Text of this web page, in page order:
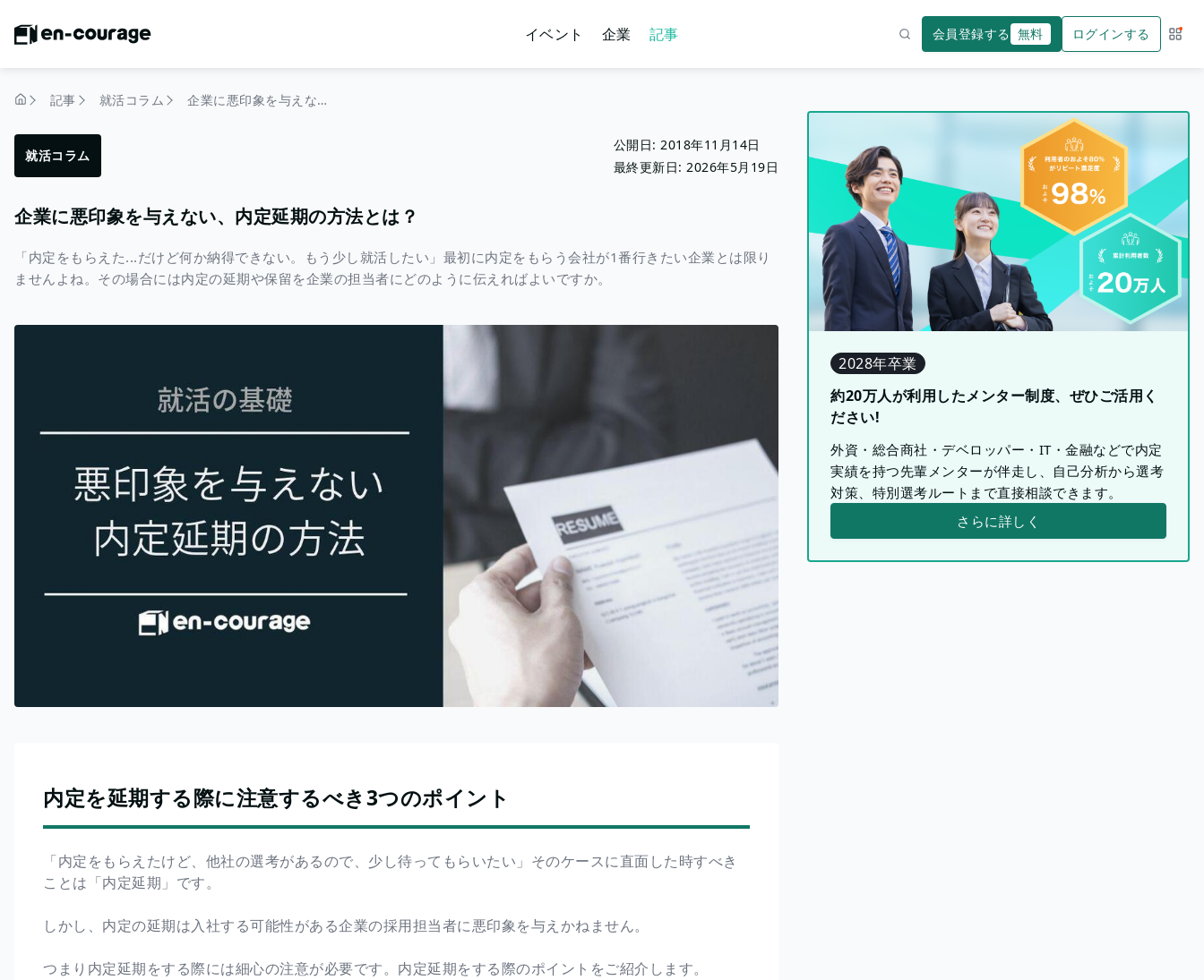
イベント 企業 記事 会員登録する 無料 ログインする サー
記事 就活コラム 企業に悪印象を与えない、内定延期の方法とは？
就活コラム
公開日:2018年11月14日
最終更新日:2026年5月19日
企業に悪印象を与えない、内定延期の方法とは？
「内定をもらえた...だけど何か納得できない。もう少し就活したい」最初に内定をもらう会社が1番行きたい企業とは限り
ませんよね。その場合には内定の延期や保留を企業の担当者にどのように伝えればよいですか。
内定を延期する際に注意するべき3つのポイント
「内定をもらえたけど、他社の選考があるので、少し待ってもらいたい」そのケースに直面した時すべき
ことは「内定延期」です。
しかし、内定の延期は入社する可能性がある企業の採用担当者に悪印象を与えかねません。
つまり内定延期をする際には細心の注意が必要です。内定延期をする際のポイントをご紹介します。
2028年卒業
約20万人が利用したメンター制度、ぜひご活用く
ださい!
外資・総合商社・デベロッパー・IT・金融などで内定
実績を持つ先輩メンターが伴走し、自己分析から選考
対策、特別選考ルートまで直接相談できます。
さらに詳しく